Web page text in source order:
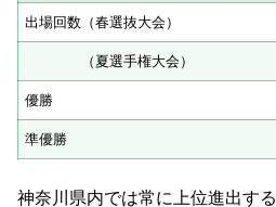
出場回数（春選抜大会）
（夏選手権大会）
優勝
準優勝
神奈川県内では常に上位進出する